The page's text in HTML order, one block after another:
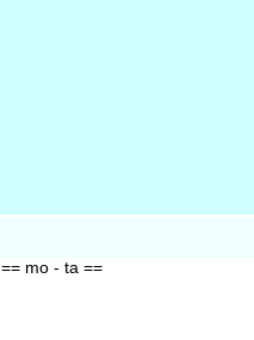
== mo - ta ==